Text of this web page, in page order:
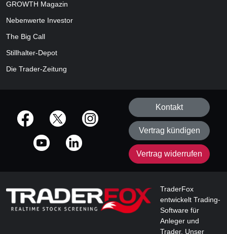
GROWTH Magazin
Nebenwerte Investor
The Big Call
Stillhalter-Depot
Die Trader-Zeitung
offizielle Social Media-Accounts
Kontakt
Vertrag kündigen
Vertrag widerrufen
TraderFox
entwickelt Trading-
Software für
Anleger und
Trader. Unser